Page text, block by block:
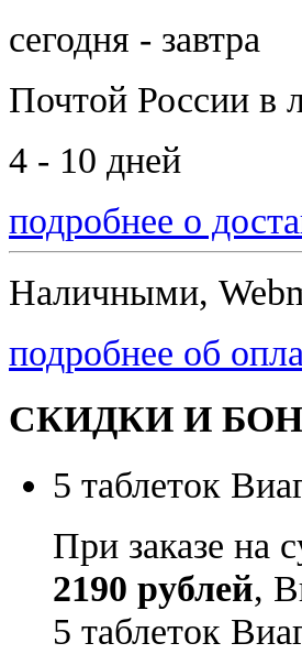
сегодня - завтра
Почтой России в
4 - 10 дней
подробнее о
Наличными,
подробнее об
СКИДКИ И
5 таблеток
При заказе на
2190 рублей,
5 таблеток